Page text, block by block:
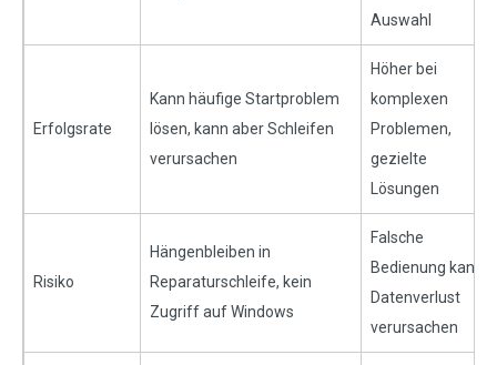
Auswahl
Erfolgsrate
Kann häufige Startproblem
lösen, kann aber Schleifen
verursachen
Höher bei
komplexen
Problemen,
gezielte
Lösungen
Risiko
Hängenbleiben in
Reparaturschleife, kein
Zugriff auf Windows
Falsche
Bedienung kann
Datenverlust
verursachen